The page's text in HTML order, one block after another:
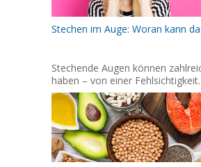
Stechen im Auge: Woran kann
Stechende Augen können
haben – von einer